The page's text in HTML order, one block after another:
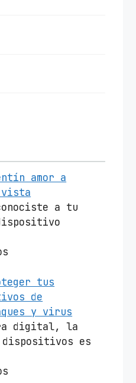
amor a
vista
a tu
tus
de
y virus
digital, la
dispositivos es